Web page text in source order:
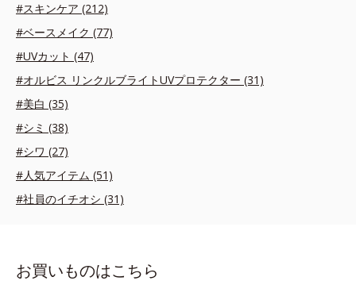
#スキンケア (212)
#ベースメイク (77)
#UVカット (47)
#オルビス リンクルブライトUVプロテクター (31)
#美白 (35)
#シミ (38)
#シワ (27)
#人気アイテム (51)
#社員のイチオシ (31)
お買いものはこちら